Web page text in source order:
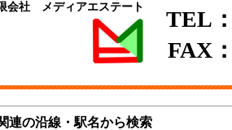
会社 メディアエステート
TEL
FAX
連の沿線・駅名から検索